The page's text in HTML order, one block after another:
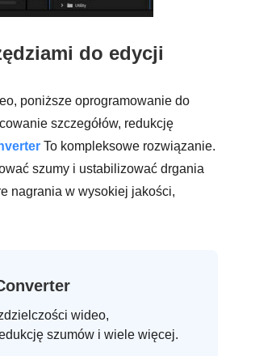
do edycji
poniższe oprogramowanie do
szczegółów, redukcję
To kompleksowe rozwiązanie.
szumy i ustabilizować drgania
nagrania w wysokiej jakości,
wideo,
szumów i wiele więcej.